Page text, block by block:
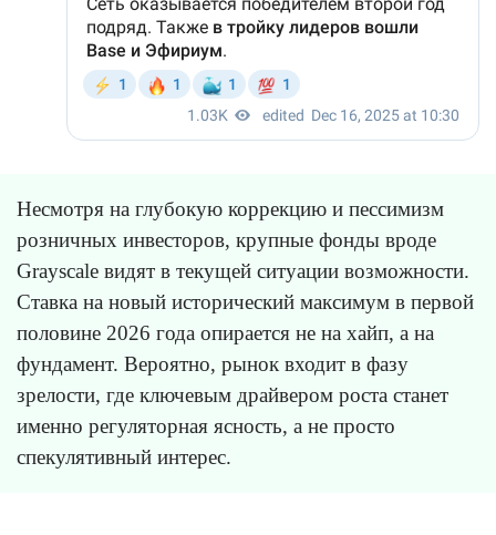
Несмотря на глубокую коррекцию и пессимизм
розничных инвесторов, крупные фонды вроде
Grayscale видят в текущей ситуации возможности.
Ставка на новый исторический максимум в первой
половине 2026 года опирается не на хайп, а на
фундамент. Вероятно, рынок входит в фазу
зрелости, где ключевым драйвером роста станет
именно регуляторная ясность, а не просто
спекулятивный интерес.